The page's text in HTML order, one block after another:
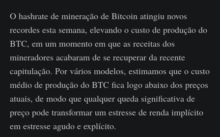
O hashrate de mineração de Bitcoin atingiu novos
recordes esta semana, elevando o custo de produção do
BTC, em um momento em que as receitas dos
mineradores acabaram de se recuperar da recente
capitulação. Por vários modelos, estimamos que o custo
médio de produção do BTC fica logo abaixo dos preços
atuais, de modo que qualquer queda significativa de
preço pode transformar um estresse de renda implícito
em estresse agudo e explícito.